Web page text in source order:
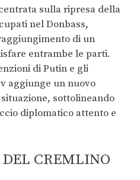
sulla ripresa della
nel Donbass,
di un
entrambe le parti.
di Putin e gli
aggiunge un nuovo
sottolineando
diplomatico attento e
CREMLINO